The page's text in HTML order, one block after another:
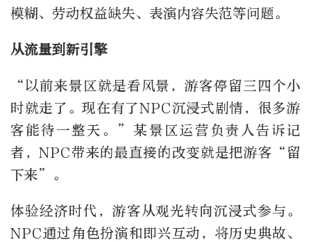
模糊、劳动权益缺失、表演内容失范等问题。
从流量到新引擎
“以前来景区就是看风景，游客停留三四个小
时就走了。现在有了NPC沉浸式剧情，很多游
客能待一整天。”某景区运营负责人告诉记
者，NPC带来的最直接的改变就是把游客“留
下来”。
体验经济时代，游客从观光转向沉浸式参与。
NPC通过角色扮演和即兴互动，将历史典故、